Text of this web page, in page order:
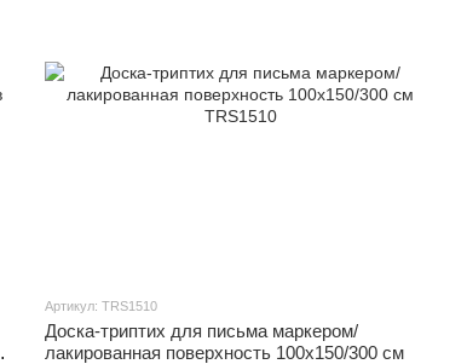
Артикул: TRS1510
Доска-триптих для письма маркером/
лакированная поверхность 100x150/300 см